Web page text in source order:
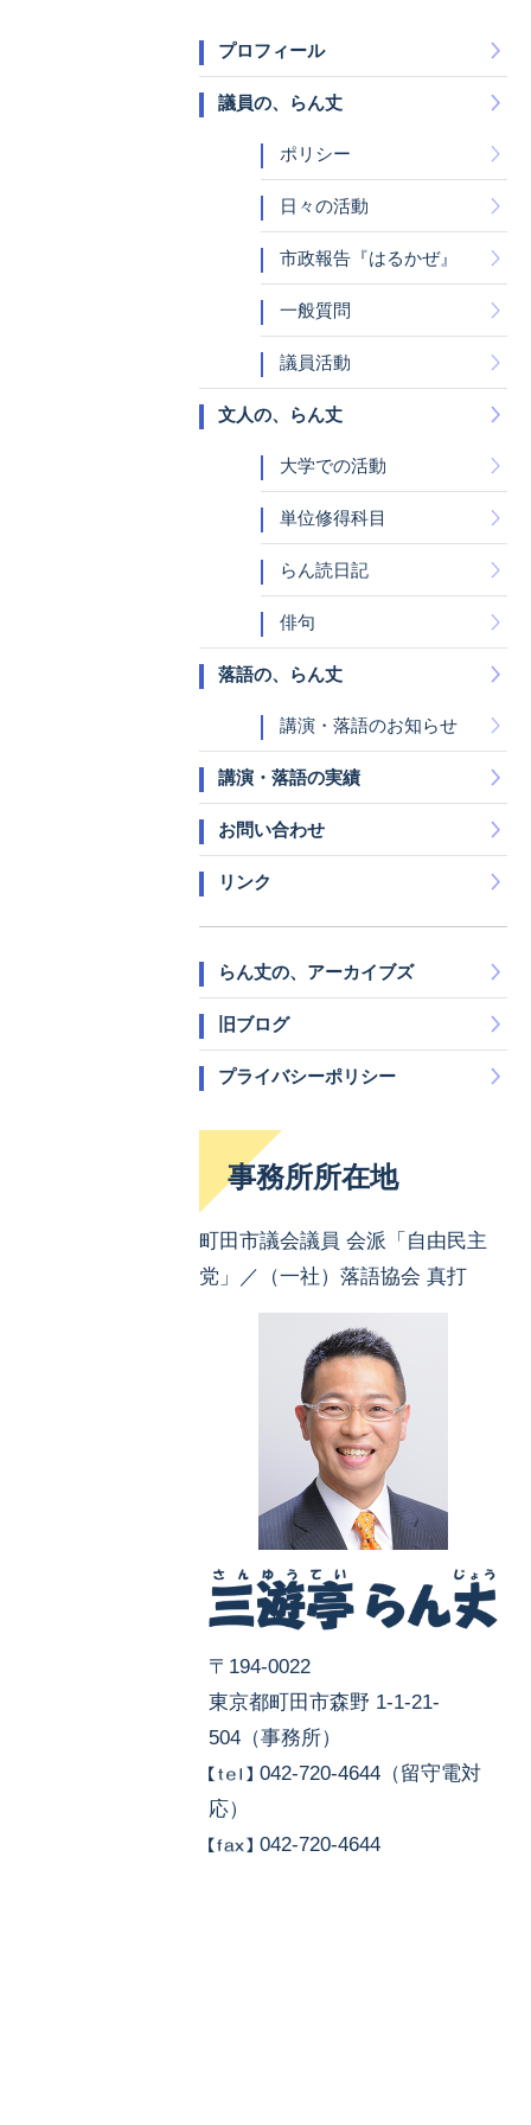
プロフィール
議員の、らん丈
ポリシー
日々の活動
市政報告『はるかぜ』
一般質問
議員活動
文人の、らん丈
大学での活動
単位修得科目
らん読日記
俳句
落語の、らん丈
講演・落語のお知らせ
講演・落語の実績
お問い合わせ
リンク
らん丈の、アーカイブズ
旧ブログ
プライバシーポリシー
事務所所在地
町田市議会議員 会派「自由民主
党」／（一社）落語協会 真打
〒194-0022
東京都町田市森野 1-1-21-
504（事務所）
042-720-4644（留守電対
応）
042-720-4644